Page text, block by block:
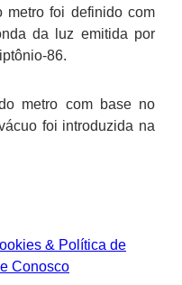
metro foi definido com
da luz emitida por
86.
metro com base no
foi introduzida na
& Política de
Conosco